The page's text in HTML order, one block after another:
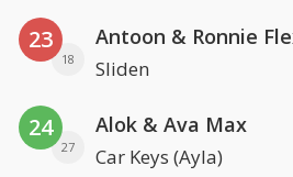
23
18
Antoon & Ronnie
Sliden
24
27
Alok & Ava Max
Car Keys (Ayla)